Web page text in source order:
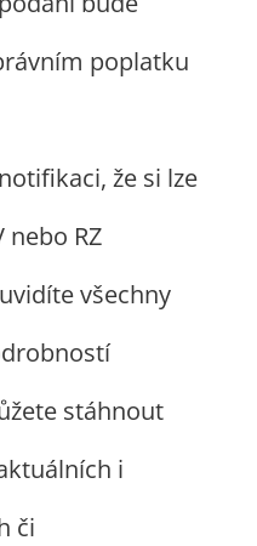
poplatku
že si lze
nebo RZ
všechny
stáhnout
i
či